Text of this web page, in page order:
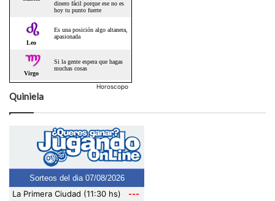
Horoscopo
Quiniela